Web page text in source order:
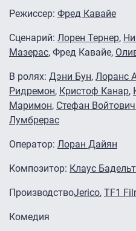
Режиссер: Фред Кавайе
Сценарий: Лорен Тернер,
Мазерас, Фред Кавайе,
В ролях: Дэни Бун, Лоранс
Ридремон, Кристоф Канар,
Маримон, Стефан Войтович
Лумбрерас
Оператор: Лоран Дайян
Композитор: Клаус Бадельт
ПроизводствоJerico, TF1
Комедия